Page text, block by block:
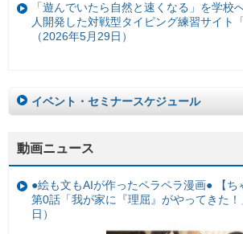
「遊んでいたら自然と速くなる」を学校
人開発した対戦型タイピング練習サイト
（2026年5月29日）
イベント・セミナースケジュール
動画ニュース
●絵も文もAIが作ったペラペラ漫画● 【ち
第0話「我が家に『理屈』がやってきた
日）